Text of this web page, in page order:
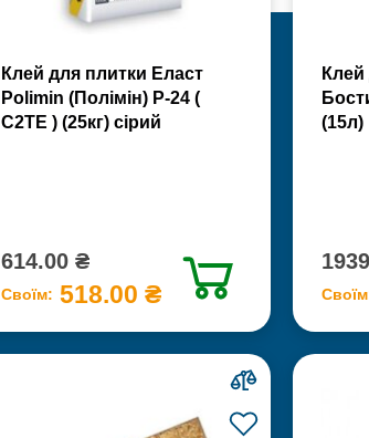
Клей для плитки Еласт
Polimin (Полімін) Р-24 (
С2ТЕ ) (25кг) сірий
614.00 ₴
Своїм: 518.00 ₴
(15л)